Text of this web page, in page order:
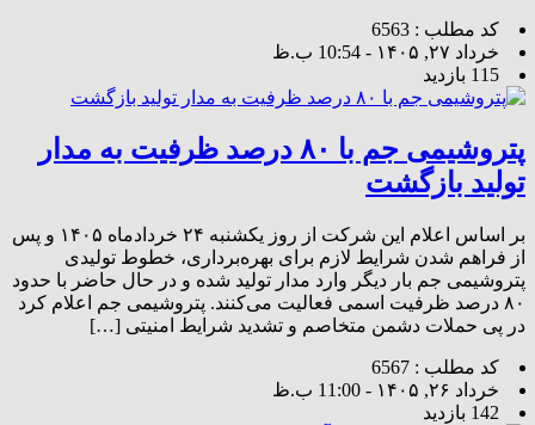
کد مطلب : 6563
خرداد ۲۷, ۱۴۰۵ - 10:54 ب.ظ
115 بازدید
پتروشیمی جم با ۸۰ درصد ظرفیت به مدار
تولید بازگشت
بر اساس اعلام این شرکت از روز یکشنبه ۲۴ خردادماه ۱۴۰۵ و پس
از فراهم شدن شرایط لازم برای بهره‌برداری، خطوط تولیدی
پتروشیمی جم بار دیگر وارد مدار تولید شده و در حال حاضر با حدود
۸۰ درصد ظرفیت اسمی فعالیت می‌کنند. پتروشیمی جم اعلام کرد
در پی حملات دشمن متخاصم و تشدید شرایط امنیتی […]
کد مطلب : 6567
خرداد ۲۶, ۱۴۰۵ - 11:00 ب.ظ
142 بازدید